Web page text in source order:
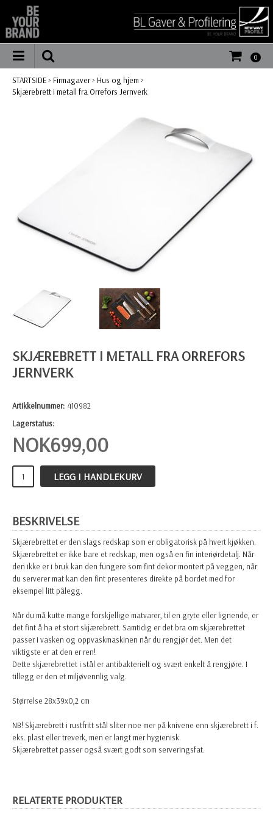
0
STARTSIDE> Firmagaver> Hus og hjem >
Skjærebrett i metall fra Orrefors Jernverk
SKJÆREBRETT I METALL FRA ORREFORS
JERNVERK
Artikkelnummer: 410982
Lagerstatus:
NOK699,00
LEGG I HANDLEKURV
BESKRIVELSE
Skjærebrettet er den slags redskap som er obligatorisk på hvert kjøkken.
Skjærebrettet er ikke bare et redskap, men også en fin interiørdetalj. Når
den ikke er i bruk kan den fungere som fint dekor montert på veggen, når
du serverer mat kan den fint presenteres direkte på bordet med for
eksempel litt pålegg.
Når du må kutte mange forskjellige matvarer, til en gryte eller lignende, er
det fint å ha et stort skjærebrett. Samtidig er det bra om skjærebrettet
passer i vasken og oppvaskmaskinen når du rengjør det. Men det
viktigste er at den er ren!
Dette skjærebrettet i stål er antibakterielt og svært enkelt å rengjøre. I
tillegg er den et miljøvennlig valg.
Størrelse 28x39x0,2 cm
NB! Skjærebrett i rustfritt stål sliter noe mer på knivene enn skjærebrett i f.
eks. plast eller treverk, men er langt mer hygienisk.
Skjærebrettet passer også svært godt som serveringsfat.
RELATERTE PRODUKTER